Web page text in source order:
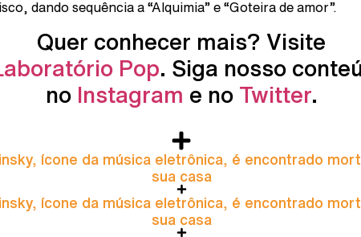
dando sequência a “Alquimia” e “Goteira de amor”.
Quer conhecer mais? Visite
Pop. Siga nosso
no Instagram e no Twitter.
ícone da música eletrônica, é encontrado
sua casa
ícone da música eletrônica, é encontrado
sua casa